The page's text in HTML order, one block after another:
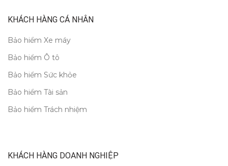
KHÁCH HÀNG CÁ NHÂN
Bảo hiểm Xe máy
Bảo hiểm Ô tô
Bảo hiểm Sức khỏe
Bảo hiểm Tài sản
Bảo hiểm Trách nhiệm
KHÁCH HÀNG DOANH NGHIỆP